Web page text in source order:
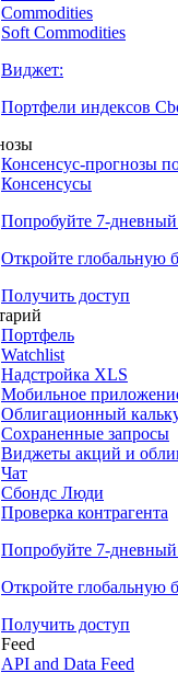
Золото
Бензин
Soft Commodities
Виджет:
Портфели индексов
Консенсусы
Попробуйте7-дневный
Откройте глобальную
Получить доступ
Портфель
Watchlist
Надстройка XLS
Мобильное приложение
Облигационный
Сохраненные запросы
Чат
Проверка контрагента
Попробуйте7-дневный
Откройте глобальную